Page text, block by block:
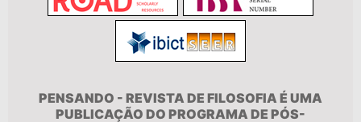
PENSANDO - REVISTA DE FILOSOFIA É UMA
PUBLICAÇÃO DO PROGRAMA DE PÓS-